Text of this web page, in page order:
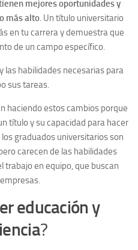
mejores oportunidades y
más alto. Un título universitario
en tu carrera y demuestra que
de un campo específico.
las habilidades necesarias para
sus tareas.
haciendo estos cambios porque
título y su capacidad para hacer
graduados universitarios son
carecen de las habilidades
trabajo en equipo, que buscan
educación y
?